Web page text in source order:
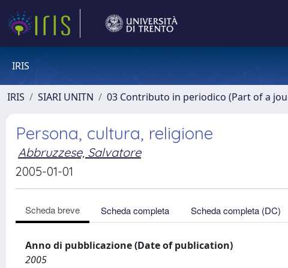
IRIS
IRIS SIARI UNITN 03 Contributo in periodico (Part of a
Persona, cultura, religione
Abbruzzese, Salvatore
2005-01-01
Scheda breve Scheda completa Scheda completa (DC)
Anno di pubblicazione (Date of publication)
2005